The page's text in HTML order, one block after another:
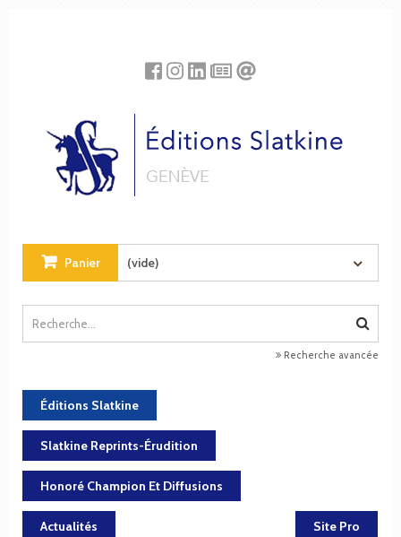
Panier (vide)
Recherche avancée
Éditions Slatkine
Slatkine Reprints-Érudition
Honoré Champion Et Diffusions
Actualités Site Pro